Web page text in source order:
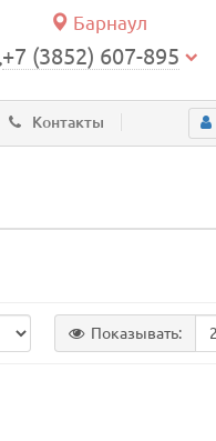
Барнаул
+7 (3852) 607-895
Контакты
Показывать: